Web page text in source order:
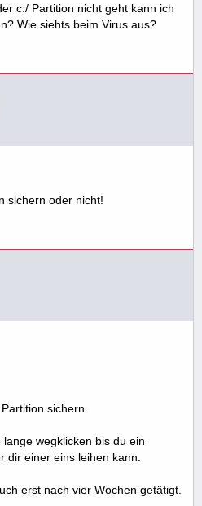
c:/ Partition nicht geht kann ich
Wie siehts beim Virus aus?
sichern oder nicht!
sichern.
wegklicken bis du ein
dir einer eins leihen kann.
erst nach vier Wochen getätigt.